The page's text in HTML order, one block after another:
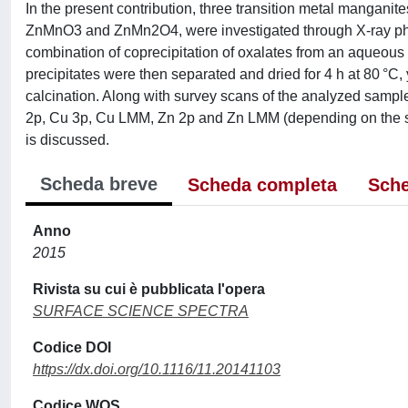
In the present contribution, three transition metal
ZnMnO3 and ZnMn2O4, were investigated through X-ray
combination of coprecipitation of oxalates from an
precipitates were then separated and dried for 4 h at 80
calcination. Along with survey scans of the analyzed
2p, Cu 3p, Cu LMM, Zn 2p and Zn LMM (depending on
is discussed.
Scheda breve Scheda completa
Anno
2015
Rivista su cui è pubblicata l'opera
SURFACE SCIENCE SPECTRA
Codice DOI
https://dx.doi.org/10.1116/11.20141103